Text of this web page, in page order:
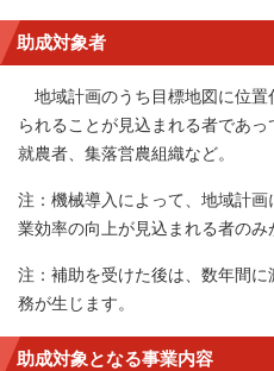
助成対象者
地域計画のうち目標地図に位置
られることが見込まれる者であ
就農者、集落営農組織など。
注：機械導入によって、地域計
業効率の向上が見込まれる者のみ
注：補助を受けた後は、数年間
務が生じます。
助成対象となる事業内容